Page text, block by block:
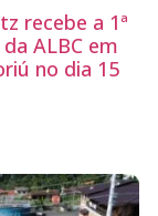
recebe a 1ª
ALBC em
no dia 15